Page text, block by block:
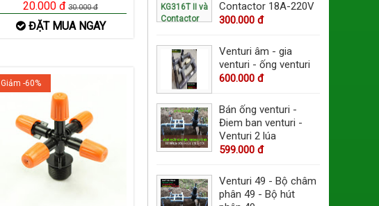
ĐỦ PHỤ KIỆN
20.000 đ 30.000 đ
ĐẶT MUA NGAY
Giảm -60%
Contactor 18A-220V
300.000 đ
Venturi âm - gia
venturi - ống venturi
600.000 đ
Bán ống venturi -
Điem ban venturi -
Venturi 2 lúa
599.000 đ
Venturi 49 - Bộ châm
phân 49 - Bộ hút